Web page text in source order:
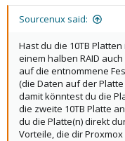
Sourcenux said:
Hast du die 10TB
einem halben RAID
auf die entnommene
(die Daten auf der
damit könntest du die
die zweite 10TB Platte
du die Platte(n) direkt
Vorteile, die dir